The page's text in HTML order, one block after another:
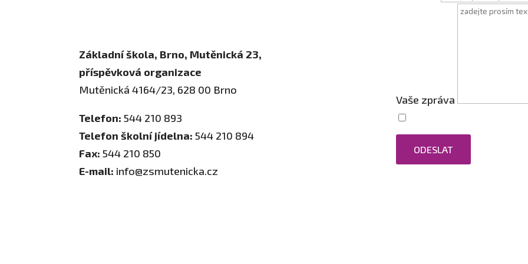
Základní škola, Brno, Mutěnická 23,
příspěvková organizace
Mutěnická 4164/23, 628 00 Brno
Telefon: 544 210 893
Telefon školní jídelna: 544 210 894
Fax: 544 210 850
E-mail: info@zsmutenicka.cz
Vaše zpráva
ODESLAT